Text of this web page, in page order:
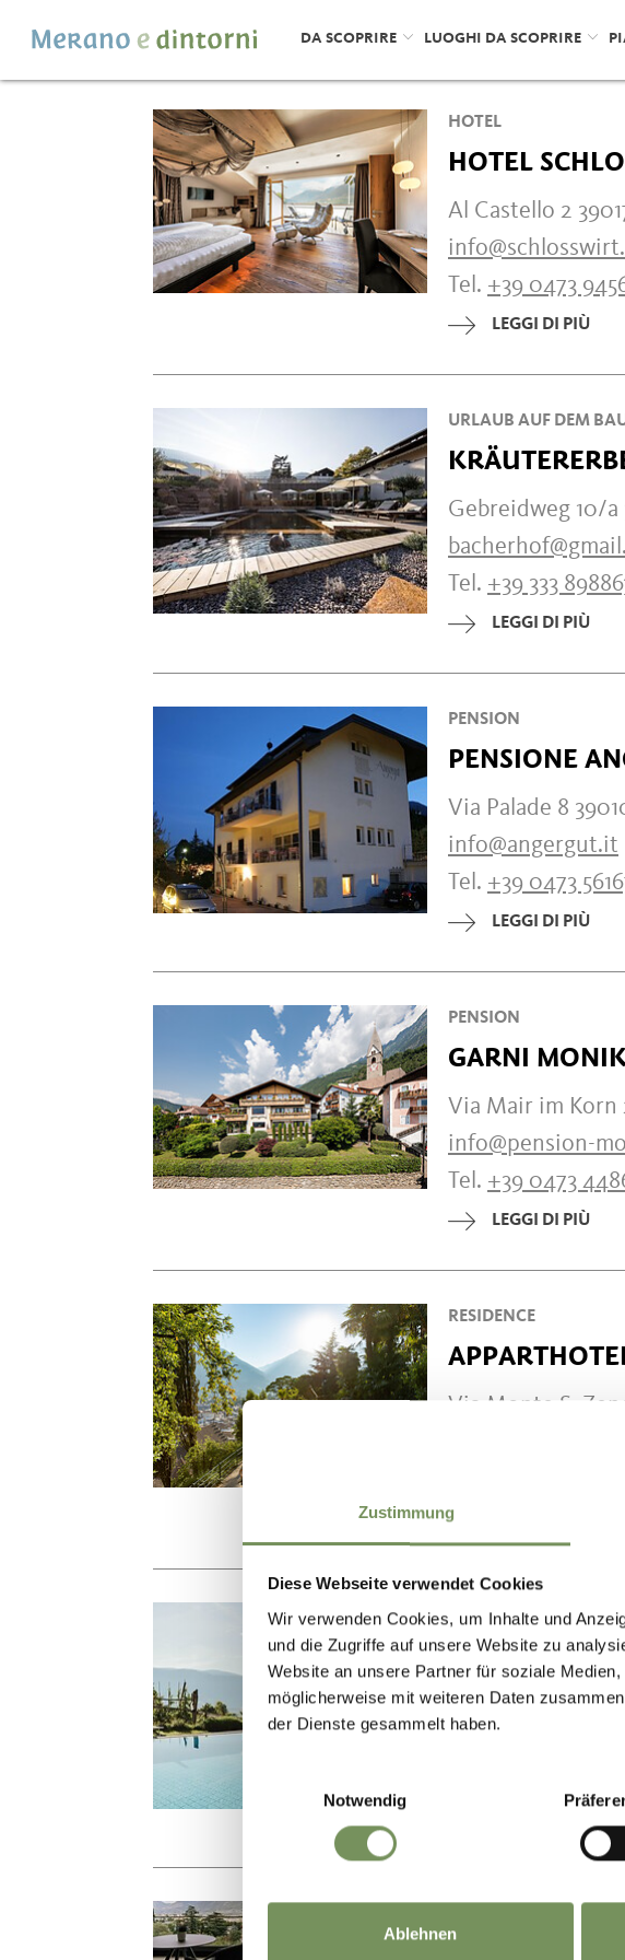
Zustimmung
Diese Webseite verwendet Cookies
Wir verwenden Cookies, um Inhalte und
und die Zugriffe auf unsere Website zu
Website an unsere Partner für soziale
möglicherweise mit weiteren Daten
der Dienste gesammelt haben.
Notwendig
Ablehnen
DA SCOPRIRE LUOGHI DA SCOPRIRE
HOTEL
HOTEL
Al Castello 2
Tel. +39 0473
LEGGI DI PIÙ
URLAUB AUF DEM
Gebreidweg 10/a
Tel. +39 333
LEGGI DI PIÙ
PENSION
PENSIONE
Via Palade 8
info@angergut.it
Tel. +39 0473
LEGGI DI PIÙ
PENSION
GARNI
Via Mair im Korn
info@pension-
Tel. +39 0473
LEGGI DI PIÙ
RESIDENCE
Via Monte S.
HOTEL
HOTEL
Via Vertigen 8